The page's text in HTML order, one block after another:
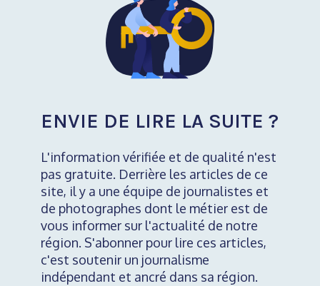
ENVIE DE LIRE LA SUITE ?
L'information vérifiée et de qualité n'est
pas gratuite. Derrière les articles de ce
site, il y a une équipe de journalistes et
de photographes dont le métier est de
vous informer sur l'actualité de notre
région. S'abonner pour lire ces articles,
c'est soutenir un journalisme
indépendant et ancré dans sa région.